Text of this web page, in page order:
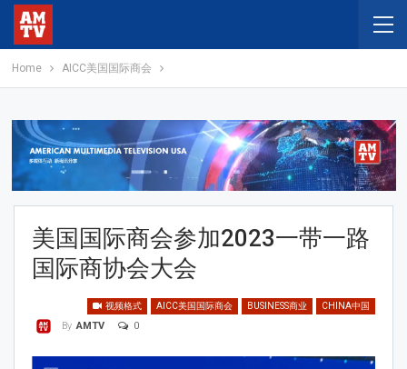
Home AICC美国国际商会
美国国际商会参加2023一带一路
国际商协会大会
视频格式 AICC美国国际商会 BUSINESS商业 CHINA中国
By AMTV 0